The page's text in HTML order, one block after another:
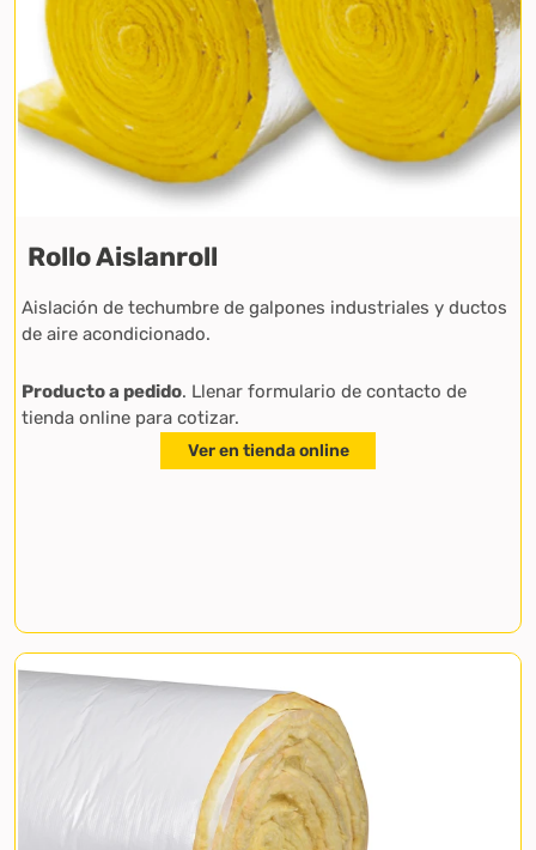
Rollo Aislanroll
Aislación de techumbre de galpones industriales y ductos
de aire acondicionado.
Producto a pedido. Llenar formulario de contacto de
tienda online para cotizar.
Ver en tienda online